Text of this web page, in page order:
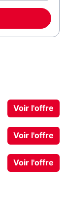
Voir l'offre
Voir l'offre
Voir l'offre